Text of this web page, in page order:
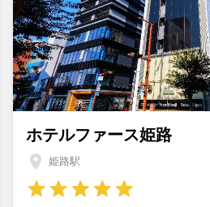
ホテルファース姫路
姫路駅